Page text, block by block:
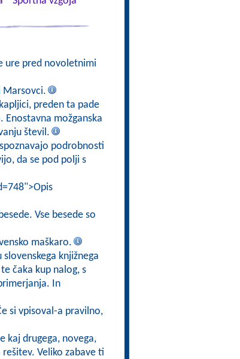
ure pred novoletnimi
Marsovci.
preden ta pade
Enostavna možganska
števil.
podrobnosti
da se pod polji s
Vse besede so
maškaro.
knjižnega
čaka kup nalog, s
In
si vpisoval-a pravilno,
kaj drugega, novega,
Veliko zabave ti